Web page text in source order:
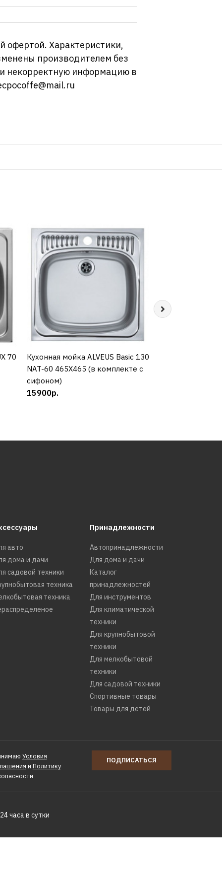
офертой. Характеристики,
производителем без
некорректную информацию в
70
КУПИТЬ
Кухонная мойка ALVEUS Basic 130
NAT-60 465X465 (в комплекте с
сифоном)
15900р.
авто
дома и дачи
садовой техники
техника
техника
Принадлежности
Автопринадлежности
Для дома и дачи
Каталог
принадлежностей
Для инструментов
Для климатической
техники
Для крупнобытовой
техники
Для мелкобытовой
техники
Для садовой техники
Спортивные товары
Товары для детей
Условия
и Политику
ПОДПИСАТЬСЯ
часа в сутки